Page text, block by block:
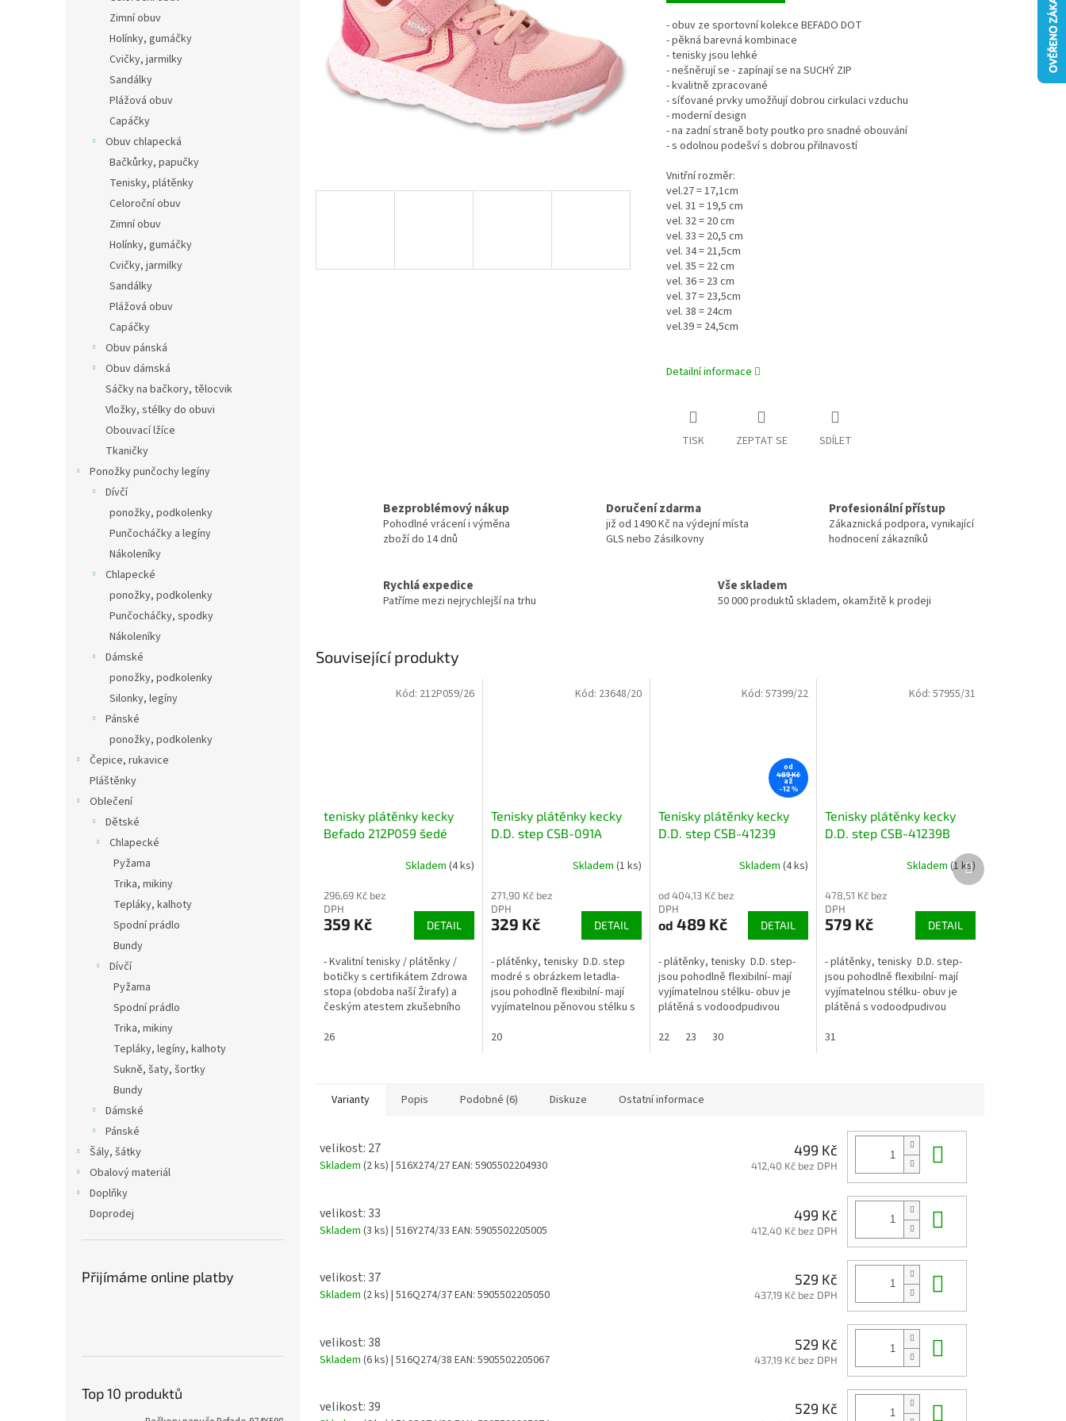
Zimní obuv
Holínky, gumáčky
Cvičky, jarmilky
Sandálky
Plážová obuv
Capáčky
Obuv chlapecká
Bačkůrky, papučky
Tenisky, plátěnky
Celoroční obuv
Zimní obuv
Holínky, gumáčky
Cvičky, jarmilky
Sandálky
Plážová obuv
Capáčky
Obuv pánská
Obuv dámská
Sáčky na bačkory, tělocvik
Vložky, stélky do obuvi
Obouvací lžíce
Tkaničky
Ponožky punčochy legíny
Dívčí
ponožky, podkolenky
Punčocháčky a legíny
Nákoleníky
Chlapecké
ponožky, podkolenky
Punčocháčky, spodky
Nákoleníky
Dámské
ponožky, podkolenky
Silonky, legíny
Pánské
ponožky, podkolenky
Čepice, rukavice
Pláštěnky
Oblečení
Dětské
Chlapecké
Pyžama
Trika, mikiny
Tepláky, kalhoty
Spodní prádlo
Bundy
Dívčí
Pyžama
Spodní prádlo
Trika, mikiny
Tepláky, legíny, kalhoty
Sukně, šaty, šortky
Bundy
Dámské
Pánské
Šály, šátky
Obalový materiál
Doplňky
Doprodej
Přijímáme online platby
Top 10 produktů
- obuv ze sportovní kolekce BEFADO DOT
- pěkná barevná kombinace
- tenisky jsou lehké
- nešněrují se - zapínají se na SUCHÝ ZIP
- kvalitně zpracované
- síťované prvky umožňují dobrou cirkulaci vzduchu
- moderní design
- na zadní straně boty poutko pro snadné obouvání
- s odolnou podešví s dobrou přilnavostí
Vnitřní rozměr:
vel.27 = 17,1cm
vel. 31 = 19,5 cm
vel. 32 = 20 cm
vel. 33 = 20,5 cm
vel. 34 = 21,5cm
vel. 35 = 22 cm
vel. 36 = 23 cm
vel. 37 = 23,5cm
vel. 38 = 24cm
vel.39 = 24,5cm
Detailní informace
TISK ZEPTAT SE SDÍLET
Bezproblémový nákup
Pohodlné vrácení i výměna
zboží do 14 dnů
Doručení zdarma
již od 1490 Kč na výdejní místa
GLS nebo Zásilkovny
Profesionální přístup
Zákaznická podpora, vynikající
hodnocení zákazníků
Rychlá expedice
Patříme mezi nejrychlejší na trhu
Vše skladem
50 000 produktů skladem, okamžitě k prodeji
Související produkty
tenisky plátěnky kecky
Befado 212P059 šedé
Skladem (4 ks)
296,69 Kč bez
DPH
359 Kč DETAIL
- Kvalitní tenisky / plátěnky /
botičky s certifikátem Zdrowa
stopa (obdoba naší Žirafy) a
českým atestem zkušebního
2 suchými zipy- Obuv je...
26
Kód: 212P059/26
Tenisky plátěnky kecky
D.D. step CSB-091A
Skladem (1 ks)
271,90 Kč bez
DPH
329 Kč DETAIL
- plátěnky, tenisky D.D. step
modré s obrázkem letadla-
jsou pohodlně flexibilní- mají
vyjímatelnou pěnovou stélku s
na 2 suché zipy- rozměry níže:
20
Kód: 23648/20
od
489 Kč
až
–12 %
Tenisky plátěnky kecky
D.D. step CSB-41239
Skladem(4 ks)
od 404,13 Kč bez
DPH
od 489 Kč DETAIL
- plátěnky, tenisky D.D. step-
jsou pohodlně flexibilní- mají
vyjímatelnou stélku- obuv je
plátěná s vodoodpudivou
zapínání na 2 suché zipy- lze...
22 23 30
Kód:57399/22
Tenisky plátěnky kecky
D.D. step CSB-41239B
Skladem (1 ks)
478,51 Kč bez
DPH
579 Kč DETAIL
- plátěnky, tenisky D.D. step-
jsou pohodlně flexibilní- mají
vyjímatelnou stélku- obuv je
plátěná s vodoodpudivou
zapínání na 2...
31
Kód: 57955/31
Další
produkt
Varianty Popis Podobné (6) Diskuze Ostatní informace
velikost: 27
Skladem (2 ks) | 516X274/27EAN: 5905502204930
499 Kč
412,40 Kč bez DPH
velikost: 33
Skladem (3 ks) | 516Y274/33 EAN: 5905502205005
499 Kč
412,40 Kč bez DPH
velikost: 37
Skladem (2 ks) | 516Q274/37EAN: 5905502205050
529 Kč
437,19 Kč bez DPH
velikost: 38
Skladem (6 ks) | 516Q274/38 EAN: 5905502205067
529 Kč
437,19 Kč bez DPH
velikost: 39 529 Kč